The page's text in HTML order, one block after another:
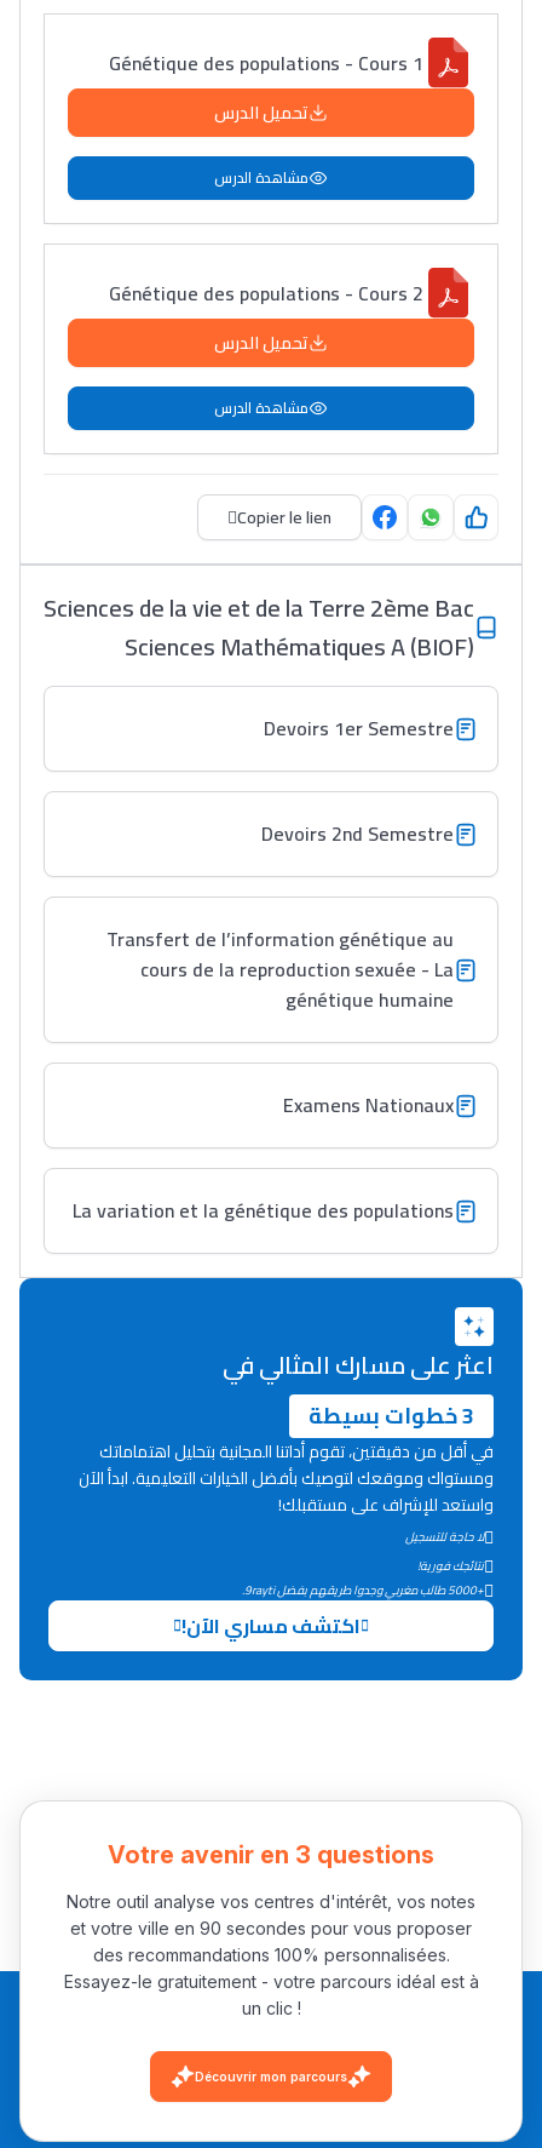
Lycée Maroc
التعليم الثانوي التأهيلي
Collège au Maroc
التعليم الثانوي الإعدادي
Post-Bac
+ de 78 Sujets
Interviews/Vidéos
+ de 89 Interviews/Vidéos
دليل المهن
ما يزيد عن 149 مهنة
دليل التوجيه
التوجيه بالثانوي و الإعدادي
باش تقدر تساعد الناس
يلقاو التوازن من الدّاخل
ومن الخارج، بشرى
أمسكين بنات مسارها
خطوة بخطوة - مترجم
القراية و الخدمة فمجال
تقويم البصر مع المختصّة
مريم الزواكي
النحت اللي كيحلم يحيي
أكادير أوفلا
سقطت فالباك و سنة
2011 بدّلاتني بزّاف، مسار
إلياس أريدال، إطار
فمنظّمة دولية
مهنة التّرجمة، العمل
التّطوّعي، التّشبيك و
أشياء أخرى مع مامودو
Génétique des populations - Cours 1
تحميل الدرس
مشاهدة الدرس
Génétique des populations - Cours 2
تحميل الدرس
مشاهدة الدرس
Copier le lien
Sciences de la vie et de la Terre 2ème Bac
Sciences Mathématiques A (BIOF)
Devoirs 1er Semestre
Devoirs 2nd Semestre
Transfert de l’information génétique au
cours de la reproduction sexuée - La
génétique humaine
Examens Nationaux
La variation et la génétique des populations
اعثر على مسارك المثالي في
3 خطوات بسيطة
في أقل من دقيقتين، تقوم أداتنا المجانية بتحليل اهتماماتك
ومستواك وموقعك لتوصيك بأفضل الخيارات التعليمية. ابدأ الآن
واستعد للإشراف على مستقبلك!
لا حاجة للتسجيل
نتائجك فورية!
+5000 طالب مغربي وجدوا طريقهم بفضل 9rayti.
اكتشف مساري الآن!
Votre avenir en 3 questions
Notre outil analyse vos centres d'intérêt, vos notes
et votre ville en 90 secondes pour vous proposer
des recommandations 100% personnalisées.
Essayez-le gratuitement - votre parcours idéal est à
un clic !
Découvrir mon parcours